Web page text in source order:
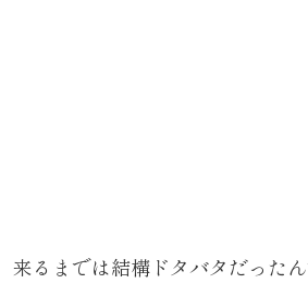
来るまでは結構ドタバタだった